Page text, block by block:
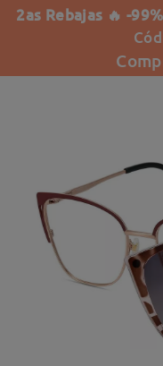
2as Rebajas 🔥 -